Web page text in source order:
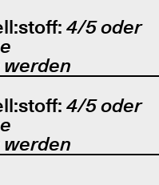
4/5 oder
werden
4/5 oder
werden